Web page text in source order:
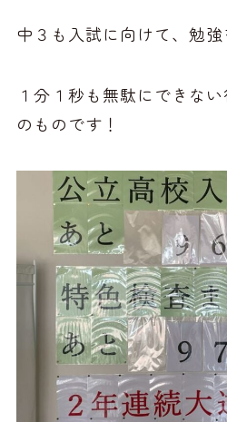
中３も入試に向けて、勉強
１分１秒も無駄にできな
のものです！